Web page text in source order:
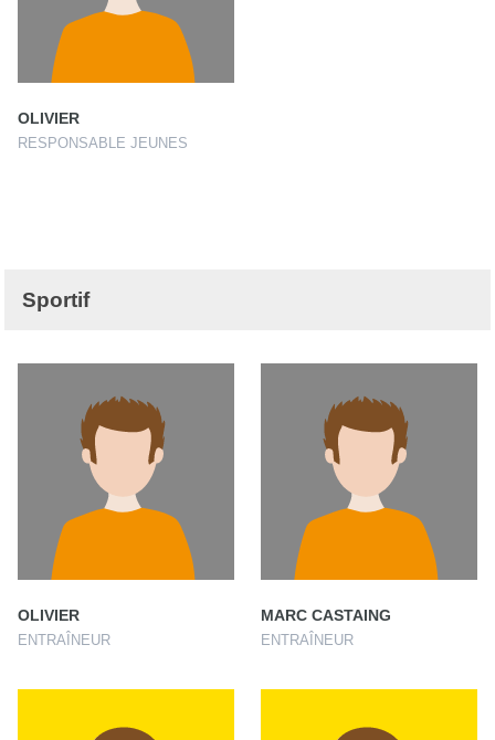
OLIVIER
RESPONSABLE JEUNES
Sportif
OLIVIER
ENTRAÎNEUR
MARC CASTAING
ENTRAÎNEUR